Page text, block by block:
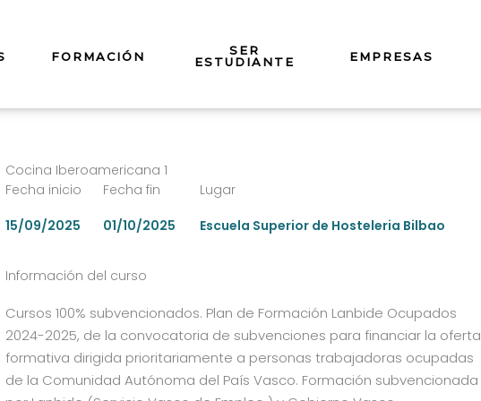
FORMACIÓN
SER
ESTUDIANTE
EMPRESAS
Cocina Iberoamericana 1
Fecha inicio
15/09/2025
Fecha fin
01/10/2025
Lugar
Escuela Superior de Hosteleria Bilbao
Información del curso
Cursos 100% subvencionados. Plan de Formación Lanbide Ocupados
2024-2025, de la convocatoria de subvenciones para financiar la oferta
formativa dirigida prioritariamente a personas trabajadoras ocupadas
de la Comunidad Autónoma del País Vasco. Formación subvencionada